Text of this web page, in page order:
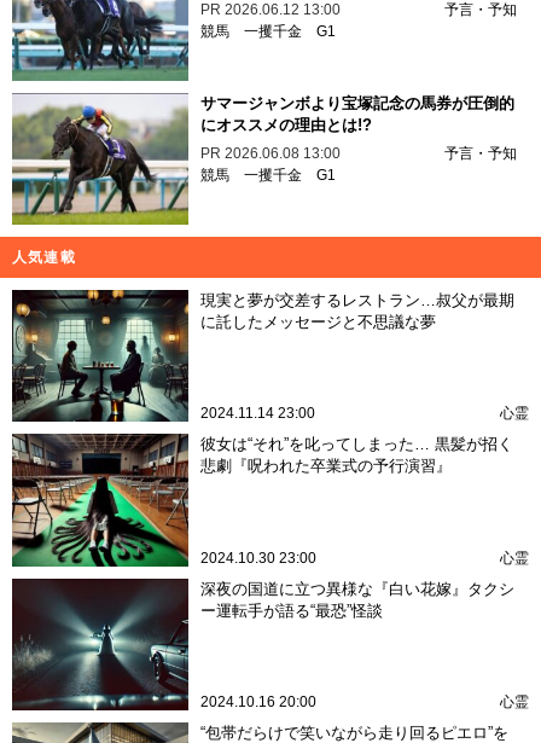
PR 2026.06.12 13:00
予言・予知
競馬 一攫千金 G1
サマージャンボより宝塚記念の馬券が圧倒的
にオススメの理由とは!?
PR 2026.06.08 13:00
予言・予知
競馬 一攫千金 G1
人気連載
現実と夢が交差するレストラン…叔父が最期
に託したメッセージと不思議な夢
2024.11.14 23:00 心霊
彼女は“それ”を叱ってしまった… 黒髪が招く
悲劇『呪われた卒業式の予行演習』
2024.10.30 23:00 心霊
深夜の国道に立つ異様な『白い花嫁』タクシ
ー運転手が語る“最恐”怪談
2024.10.16 20:00 心霊
“包帯だらけで笑いながら走り回るピエロ”を